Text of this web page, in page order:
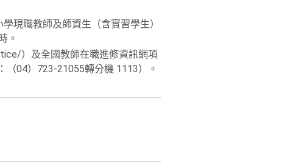
現職教師及師資生（含實習學生）
。
）及全國教師在職進修資訊網項
（04）723-21055轉分機 1113）。